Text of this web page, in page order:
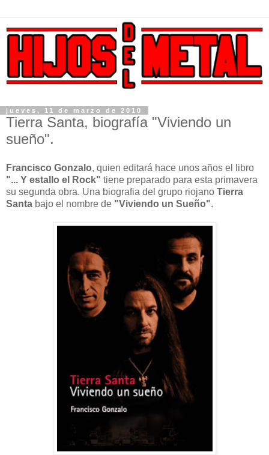
jueves, 11 de marzo de 2010
Tierra Santa, biografía "Viviendo un
sueño".
Francisco Gonzalo, quien editará hace unos años el libro
"... Y estallo el Rock" tiene preparado para esta primavera
su segunda obra. Una biografia del grupo riojano Tierra
Santa bajo el nombre de "Viviendo un Sueño".